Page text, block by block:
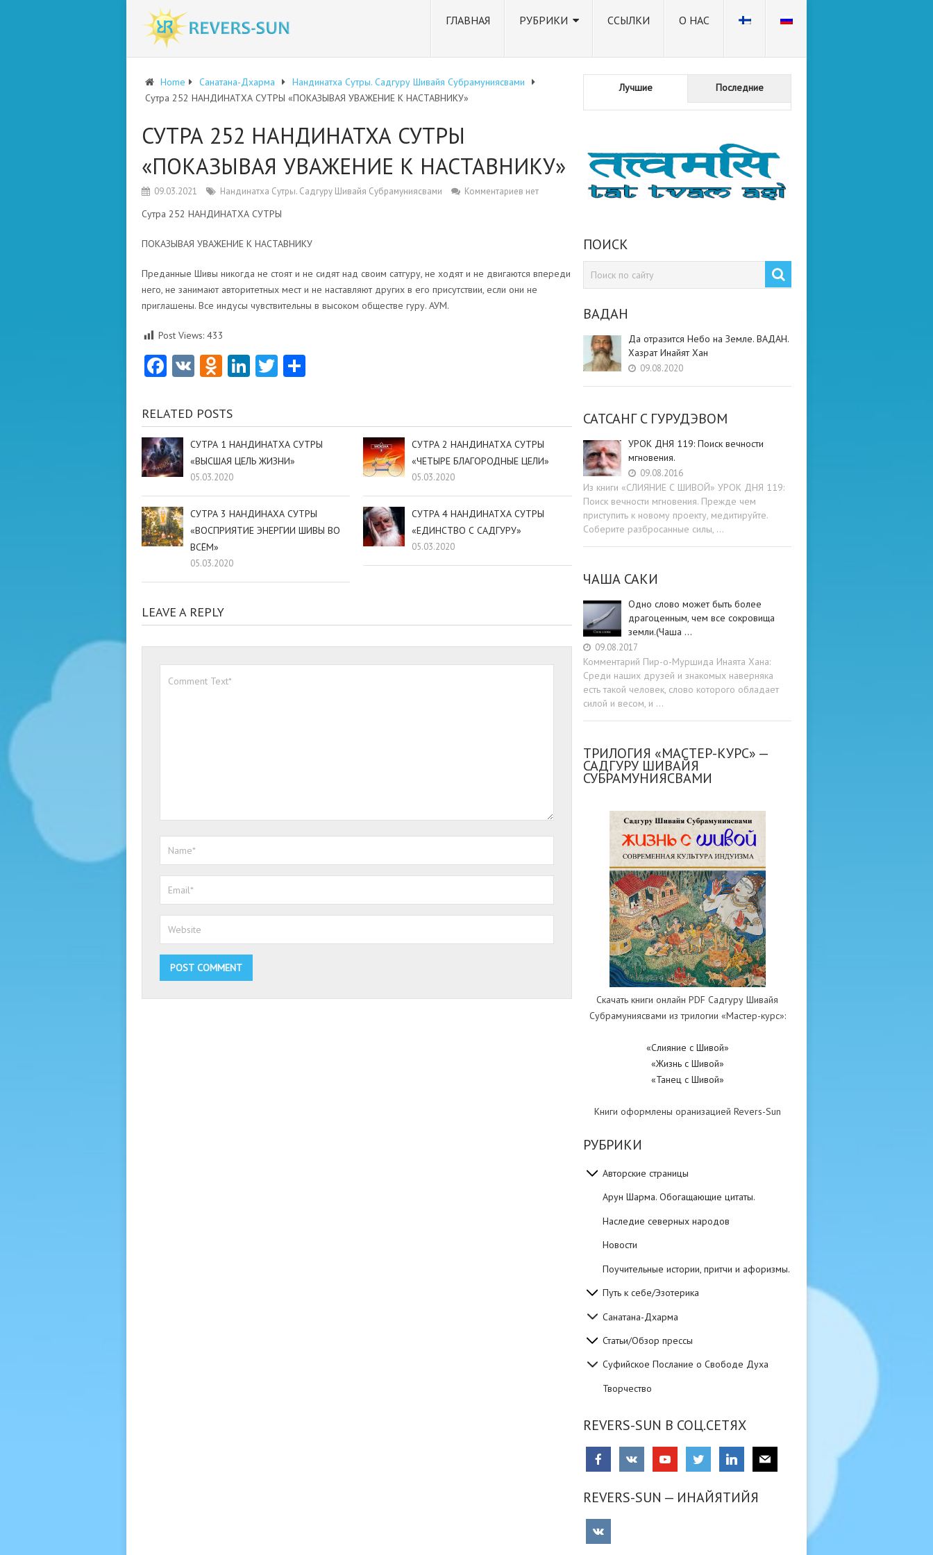
ГЛАВНАЯ РУБРИКИ ССЫЛКИ О НАС
Home Санатана-Дхарма
Нандинатха Сутры. Садгуру Шивайя Субрамуниясвами
Сутра 252 НАНДИНАТХА СУТРЫ «ПОКАЗЫВАЯ УВАЖЕНИЕ К НАСТАВНИКУ»
СУТРА 252 НАНДИНАТХА СУТРЫ
«ПОКАЗЫВАЯ УВАЖЕНИЕ К НАСТАВНИКУ»
09.03.2021 Нандинатха Сутры. Садгуру Шивайя Субрамуниясвами Комментариев нет
Сутра 252 НАНДИНАТХА СУТРЫ
ПОКАЗЫВАЯ УВАЖЕНИЕ К НАСТАВНИКУ
Преданные Шивы никогда не стоят и не сидят над своим сатгуру, не ходят и не двигаются впереди
него, не занимают авторитетных мест и не наставляют других в его присутствии, если они не
приглашены. Все индусы чувствительны в высоком обществе гуру. АУМ.
Post Views: 433
Facebook
VKOdnoklassniki
LinkedIn
TwitterОтправить
RELATED POSTS
СУТРА 1 НАНДИНАТХА СУТРЫ
«ВЫСШАЯ ЦЕЛЬ ЖИЗНИ»
05.03.2020
СУТРА 2 НАНДИНАТХА СУТРЫ
«ЧЕТЫРЕ БЛАГОРОДНЫЕ ЦЕЛИ»
05.03.2020
СУТРА 3 НАНДИНАХА СУТРЫ
«ВОСПРИЯТИЕ ЭНЕРГИИ ШИВЫ ВО
ВСЁМ»
05.03.2020
СУТРА 4 НАНДИНАТХА СУТРЫ
«ЕДИНСТВО С САДГУРУ»
05.03.2020
LEAVE A REPLY
Лучшие Последние
ПОИСК
ВАДАН
Да отразится Небо на Земле. ВАДАН.
Хазрат Инайят Хан
09.08.2020
САТСАНГ C ГУРУДЭВОМ
УРОК ДНЯ 119: Поиск вечности
мгновения.
09.08.2016
Из книги «СЛИЯНИЕ С ШИВОЙ» УРОК ДНЯ 119:
Поиск вечности мгновения. Прежде чем
приступить к новому проекту, медитируйте.
Соберите разбросанные силы, …
ЧАША САКИ
Одно слово может быть более
драгоценным, чем все сокровища
земли.(Чаша …
09.08.2017
Комментарий Пир-о-Муршида Инаята Хана:
Среди наших друзей и знакомых наверняка
есть такой человек, слово которого обладает
силой и весом, и …
ТРИЛОГИЯ «МАСТЕР-КУРС» —
САДГУРУ ШИВАЙЯ
СУБРАМУНИЯСВАМИ
Скачать книги онлайн PDF Садгуру Шивайя
Субрамуниясвами из трилогии «Мастер-курс»:
«Слияние с Шивой»
«Жизнь с Шивой»
«Танец с Шивой»
Книги оформлены оранизацией Revers-Sun
РУБРИКИ
Авторские страницы
Арун Шарма. Обогащающие цитаты.
Наследие северных народов
Новости
Поучительные истории, притчи и афоризмы.
Путь к себе/Эзотерика
Санатана-Дхарма
Статьи/Обзор прессы
Суфийское Послание о Свободе Духа
Творчество
REVERS-SUN В СОЦ.СЕТЯХ
REVERS-SUN — ИНАЙЯТИЙЯ